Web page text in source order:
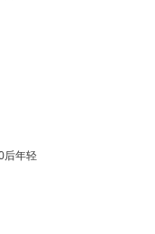
后年轻